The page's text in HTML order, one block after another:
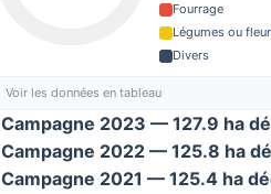
Fourrage
Légumes ou
Divers
Voir les données en tableau
Campagne 2023 — 127.9 ha
Campagne 2022 — 125.8 ha
Campagne 2021 — 125.4 ha